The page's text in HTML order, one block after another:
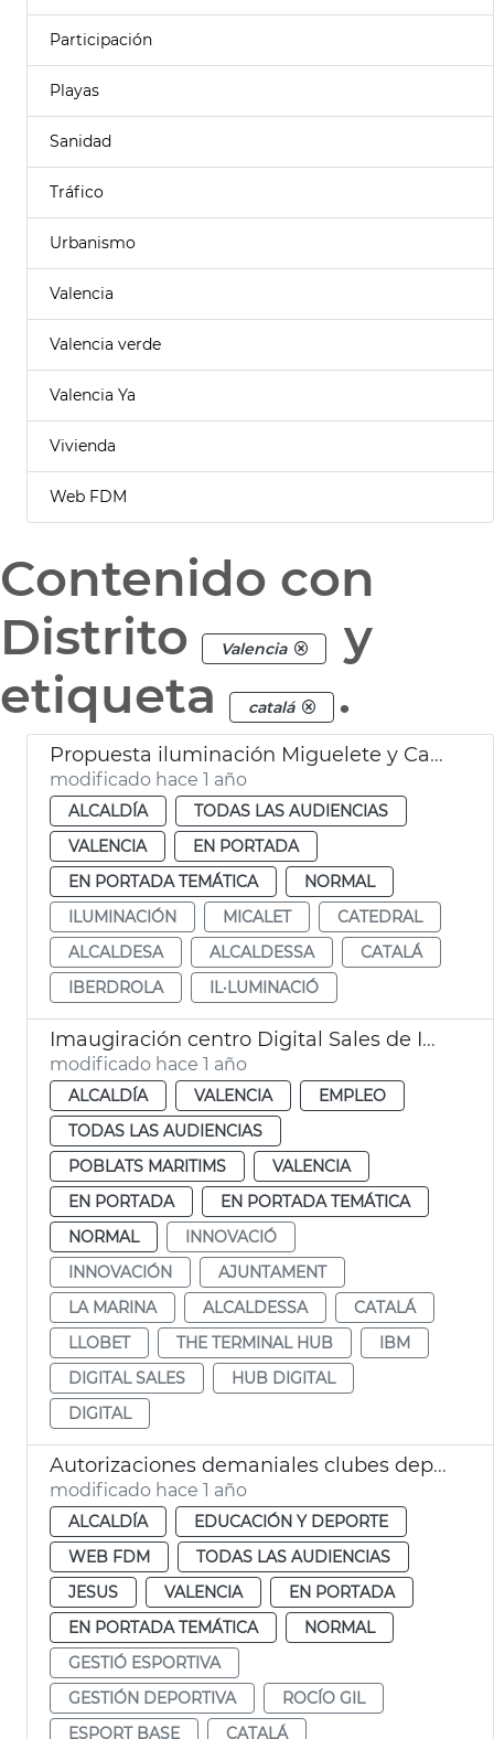
Participación
Playas
Sanidad
Tráfico
Urbanismo
Valencia
Valencia verde
Valencia Ya
Vivienda
Web FDM
Contenido con
Distrito
Valencia
y
etiqueta
catalá .
Propuesta iluminación Miguelete y Catedral de València
modificado hace 1 año
ALCALDÍA
TODAS LAS AUDIENCIAS
VALENCIA
EN PORTADA
EN PORTADA TEMÁTICA
NORMAL
ILUMINACIÓN
MICALET
CATEDRAL
ALCALDESA
ALCALDESSA
CATALÁ
IBERDROLA
IL·LUMINACIÓ
Imaugiración centro Digital Sales de IBM en València
modificado hace 1 año
ALCALDÍA VALENCIA
EMPLEO
TODAS LAS AUDIENCIAS
POBLATS MARITIMS
VALENCIA
EN PORTADA
EN PORTADA TEMÁTICA
NORMAL
INNOVACIÓ
INNOVACIÓN
AJUNTAMENT
LA MARINA
ALCALDESSA
CATALÁ
LLOBET
THE TERMINAL HUB
IBM
DIGITAL SALES
HUB DIGITAL
DIGITAL
Autorizaciones demaniales clubes deportivos
modificado hace 1 año
ALCALDÍA
EDUCACIÓN Y DEPORTE
WEB FDM
TODAS LAS AUDIENCIAS
JESUS
VALENCIA
EN PORTADA
EN PORTADA TEMÁTICA
NORMAL
GESTIÓ ESPORTIVA
GESTIÓN DEPORTIVA
ROCÍO GIL
ESPORT BASE
CATALÁ